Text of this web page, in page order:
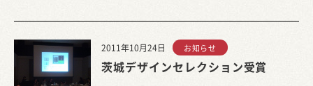
2011年10月24日 お知らせ
茨城デザインセレクション受賞